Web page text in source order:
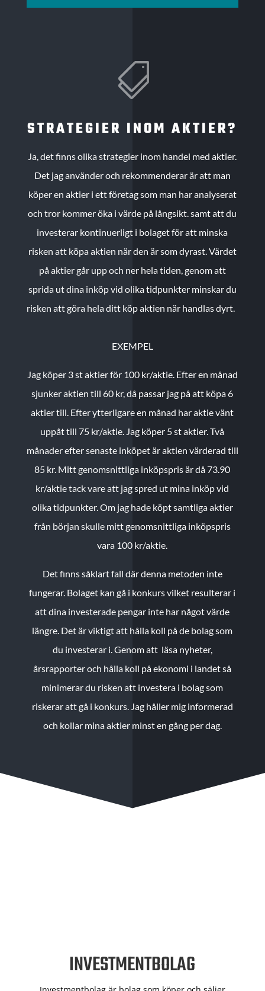

STRATEGIER INOM AKTIER?
Ja, det finns olika strategier inom handel med aktier.
Det jag använder och rekommenderar är att man
köper en aktier i ett företag som man har analyserat
och tror kommer öka i värde på långsikt. samt att du
investerar kontinuerligt i bolaget för att minska
risken att köpa aktien när den är som dyrast. Värdet
på aktier går upp och ner hela tiden, genom att
sprida ut dina inköp vid olika tidpunkter minskar du
risken att göra hela ditt köp aktien när handlas dyrt.
EXEMPEL
Jag köper 3 st aktier för 100 kr/aktie. Efter en månad
sjunker aktien till 60 kr, då passar jag på att köpa 6
aktier till. Efter ytterligare en månad har aktie vänt
uppåt till 75 kr/aktie. Jag köper 5 st aktier.Två
månader efter senaste inköpet är aktien värderad till
85 kr. Mitt genomsnittliga inköpspris är då 73.90
kr/aktie tack vare att jag spred ut mina inköp vid
olika tidpunkter. Om jag hade köpt samtliga aktier
från början skulle mitt genomsnittliga inköpspris
vara 100 kr/aktie.
Det finns såklart fall där denna metoden inte
fungerar. Bolaget kan gå i konkurs vilket resulterar i
att dina investerade pengar inte har något värde
längre. Det är viktigt att hålla koll på de bolag som
du investerar i. Genom att läsa nyheter,
årsrapporter och hålla koll på ekonomi i landet så
minimerar du risken att investera i bolag som
riskerar att gå i konkurs. Jag håller mig informerad
och kollar mina aktier minst en gång per dag.
INVESTMENTBOLAG